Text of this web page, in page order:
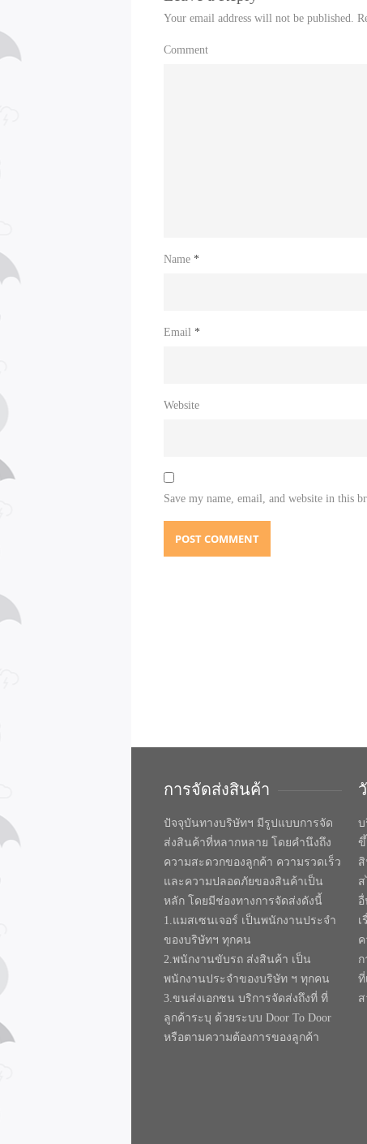
Your email address will not be published.
Comment
Name *
Email *
Website
Save my name, email, and website in this
การจัดส่งสินค้า
ปัจจุบันทางบริษัทฯ มีรูปแบบการจัด
ส่งสินค้าที่หลากหลาย โดยคำนึงถึง
ความสะดวกของลูกค้า ความรวดเร็ว
และความปลอดภัยของสินค้าเป็น
หลัก โดยมีช่องทางการจัดส่งดังนี้
1.แมสเซนเจอร์ เป็นพนักงานประจำ
ของบริษัทฯ ทุกคน
2.พนักงานขับรถ ส่งสินค้า เป็น
พนักงานประจำของบริษัท ฯ ทุกคน
3.ขนส่งเอกชน บริการจัดส่งถึงที่ ที่
ลูกค้าระบุ ด้วยระบบ Door To Door
หรือตามความต้องการของลูกค้า
บ
ขึ้
อื่
ที่